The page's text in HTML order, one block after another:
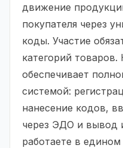
движение
покупателя через
коды. Участие
категорий
обеспечивает
системой:
нанесение кодов,
через ЭДО и вывод
работаете в